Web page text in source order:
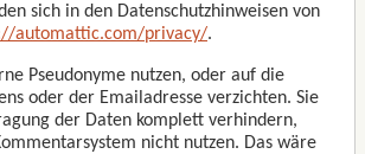
sich in den Datenschutzhinweisen von
automattic.com/privacy/.
Pseudonyme nutzen, oder auf die
oder der Emailadresse verzichten. Sie
der Daten komplett verhindern,
nicht nutzen. Das wäre